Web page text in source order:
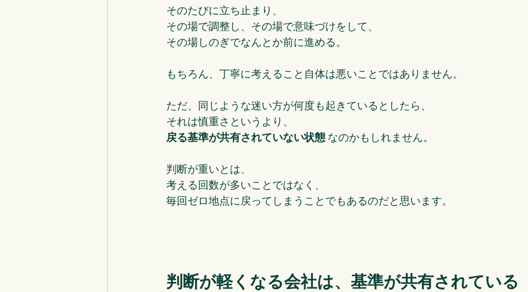
そのたびに立ち止まり、
その場で調整し、その場で意味づけをして、
その場しのぎでなんとか前に進める。
もちろん、丁寧に考えること自体は悪いことではありません。
ただ、同じような迷い方が何度も起きているとしたら、
それは慎重さというより、
戻る基準が共有されていない状態 なのかもしれません。
判断が重いとは、
考える回数が多いことではなく、
毎回ゼロ地点に戻ってしまうことでもあるのだと思います。
判断が軽くなる会社は、基準が共有されている